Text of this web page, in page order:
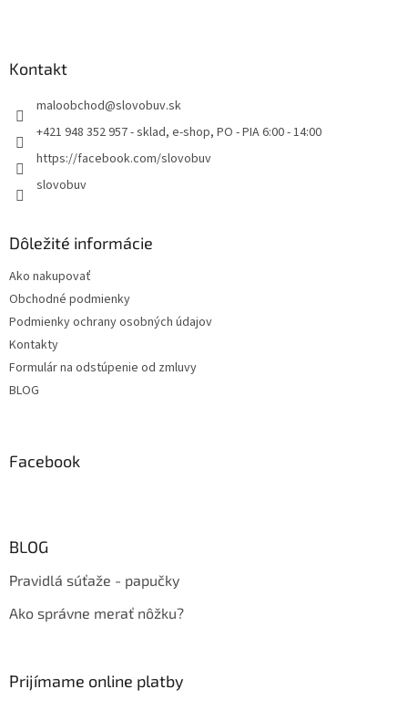
Kontakt
maloobchod@slovobuv.sk
+421 948 352 957 - sklad, e-shop, PO - PIA 6:00 - 14:00
https://facebook.com/slovobuv
slovobuv
Dôležité informácie
Ako nakupovať
Obchodné podmienky
Podmienky ochrany osobných údajov
Kontakty
Formulár na odstúpenie od zmluvy
BLOG
Facebook
BLOG
Pravidlá súťaže - papučky
Ako správne merať nôžku?
Prijímame online platby